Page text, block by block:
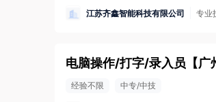
江苏齐鑫智能科技有限公司 专业
电脑操作/打字/录入员 【广
经验不限 中专/中技